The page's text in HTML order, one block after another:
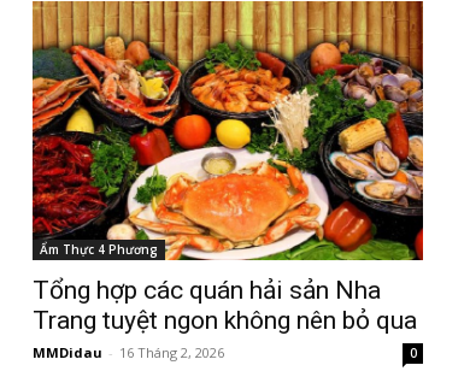
Ẩm Thực 4 Phương
Tổng hợp các quán hải sản Nha
Trang tuyệt ngon không nên bỏ qua
MMDidau - 16 Tháng 2, 2026 0